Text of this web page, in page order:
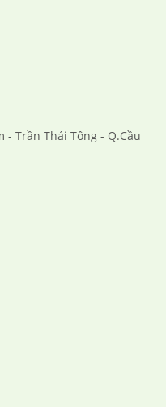
- Trần Thái Tông - Q.Cầu